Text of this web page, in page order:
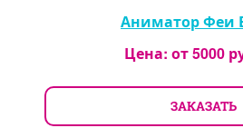
Аниматор Феи
Цена: от5000
ЗАКАЗАТЬ